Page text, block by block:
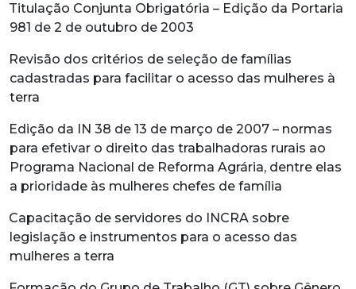
Titulação Conjunta Obrigatória – Edição da Portaria
981 de 2 de outubro de 2003
Revisão dos critérios de seleção de famílias
cadastradas para facilitar o acesso das mulheres à
terra
Edição da IN 38 de 13 de março de 2007 – normas
para efetivar o direito das trabalhadoras rurais ao
Programa Nacional de Reforma Agrária, dentre elas
a prioridade às mulheres chefes de família
Capacitação de servidores do INCRA sobre
legislação e instrumentos para o acesso das
mulheres a terra